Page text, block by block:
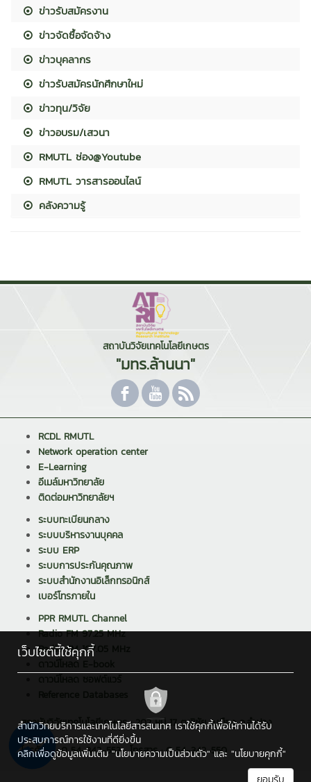
ข่าวรับสมัครงาน
ข่าวจัดซื้อจัดจ้าง
ข่าวบุคลากร
ข่าวรับสมัครนักศึกษาใหม่
ข่าวทุน/วิจัย
ข่าวอบรม/เสวนา
RMUTL ช่อง@Youtube
RMUTL วารสารออนไลน์
คลังความรู้
สถาบันวิจัยเทคโนโลยีเกษตร
"มทร.ล้านนา"
RCDL RMUTL
Network operation center
E-Learning
อีเมล์มหาวิทยาลัย
ติดต่อมหาวิทยาลัยฯ
ระบบทะเบียนกลาง
ระบบบริหารงานบุคคล
ระบบ ERP
ระบบการประกันคุณภาพ
ระบบสำนักงานอิเล็กทรอนิกส์
เบอร์โทรภายใน
PPR RMUTL Channel
Radio FM 97.25 MHz
Radio FM 107.05 MHz
ดาวน์โหลด E-book
สถาบันวิจัยเทคโนโลยีเกษตร : 202 หมู่ 17 ต.พิชัย อ.เมือง จ.ลำปาง
52000
โทรศัพท์ : 0 54-342-553 , โทรสาร : 0 54-342-550
เว็บไซต์นี้ใช้คุกกี้
สำนักวิทยบริการและเทคโนโลยีสารสนเทศ เราใช้คุกกี้เพื่อให้ท่านได้รับ
ประสบการณ์การใช้งานที่ดียิ่งขึ้น
คลิกเพื่อดูข้อมูลเพิ่มเติม "นโยบายความเป็นส่วนตัว" และ "นโยบายคุกกี้"